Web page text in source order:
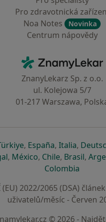
Pro zdravotnická
Noa Notes
Novinka
Centrum nápovědy
ZnamyLekar -
ZnanyLekarz Sp. z o.o.
ul. Kolejowa 5/7
01-217 Warszawa,
otevře v nové záložce
se otevře v nové
, Españase otevře v
, Italiase
,
se otevře v nové záložce
, Méxicose otevře v nové
, Chilese otevře v
, Brasilse
,
Colombia
(EU) 2022/2065 (DSA)
uživatelů/měsíc - Červen
© 2026 -